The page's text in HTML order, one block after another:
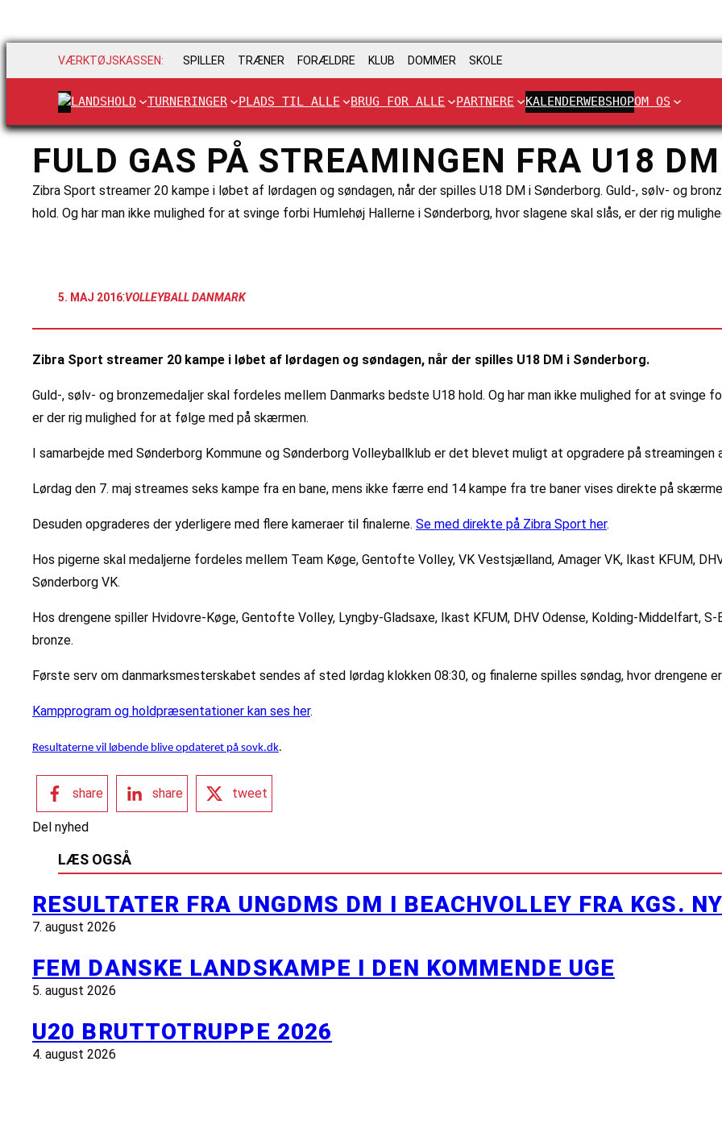
VÆRKTØJSKASSEN: SPILLER TRÆNER FORÆLDRE KLUB DOMMER SKOLE
LANDSHOLD TURNERINGER PLADS TIL ALLE BRUG FOR ALLE PARTNERE KALENDERWEBSHOPOM OS
FULD GAS PÅ STREAMINGEN FRA U18 DM
Zibra Sport streamer 20 kampe i løbet af lørdagen og søndagen, når der spilles U18 DM i Sønderborg. Guld-, sølv- og
hold. Og har man ikke mulighed for at svinge forbi Humlehøj Hallerne i Sønderborg, hvor slagene skal slås, er der rig
5. MAJ 2016:VOLLEYBALL DANMARK
Zibra Sport streamer 20 kampe i løbet af lørdagen og søndagen, når der spilles U18 DM i Sønderborg.
Guld-, sølv- og bronzemedaljer skal fordeles mellem Danmarks bedste U18 hold. Og har man ikke mulighed for at svinge
er der rig mulighed for at følge med på skærmen.
I samarbejde med Sønderborg Kommune og Sønderborg Volleyballklub er det blevet muligt at opgradere på streamingen
Lørdag den 7. maj streames seks kampe fra en bane, mens ikke færre end 14 kampe fra tre baner vises direkte på
Desuden opgraderes der yderligere med flere kameraer til finalerne. Se med direkte på Zibra Sport her.
Hos pigerne skal medaljerne fordeles mellem Team Køge, Gentofte Volley, VK Vestsjælland, Amager VK, Ikast KFUM,
Sønderborg VK.
Hos drengene spiller Hvidovre-Køge, Gentofte Volley, Lyngby-Gladsaxe, Ikast KFUM, DHV Odense, Kolding-Middelfart,
bronze.
Første serv om danmarksmesterskabet sendes af sted lørdag klokken 08:30, og finalerne spilles søndag, hvor drengene
Kampprogram og holdpræsentationer kan ses her.
Resultaterne vil løbende blive opdateret på sovk.dk.
share share tweet
Del nyhed
LÆS OGSÅ
RESULTATER FRA UNGDMS DM I BEACHVOLLEY FRA KGS.
7. august 2026
FEM DANSKE LANDSKAMPE I DEN KOMMENDE UGE
5. august 2026
U20 BRUTTOTRUPPE 2026
4. august 2026